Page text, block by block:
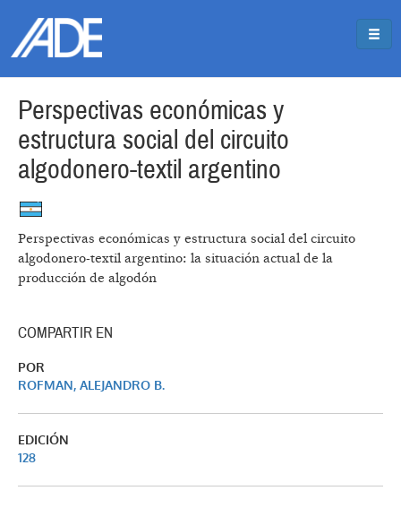
Perspectivas económicas y
estructura social del circuito
algodonero-textil argentino
Perspectivas económicas y estructura social del circuito
algodonero-textil argentino: la situación actual de la
producción de algodón
COMPARTIR EN
POR
ROFMAN, ALEJANDRO B.
EDICIÓN
128